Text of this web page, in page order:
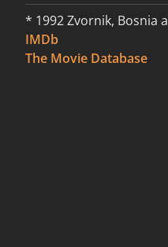
* 1992 Zvornik, Bosnia
IMDb
The Movie Database